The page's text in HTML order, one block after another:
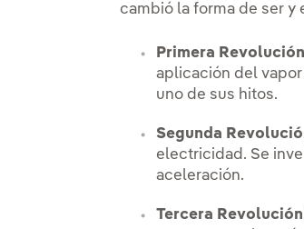
cambió la forma de ser y
Primera
aplicación del
uno de sus hitos.
Segunda
electricidad. Se
aceleración.
Tercera